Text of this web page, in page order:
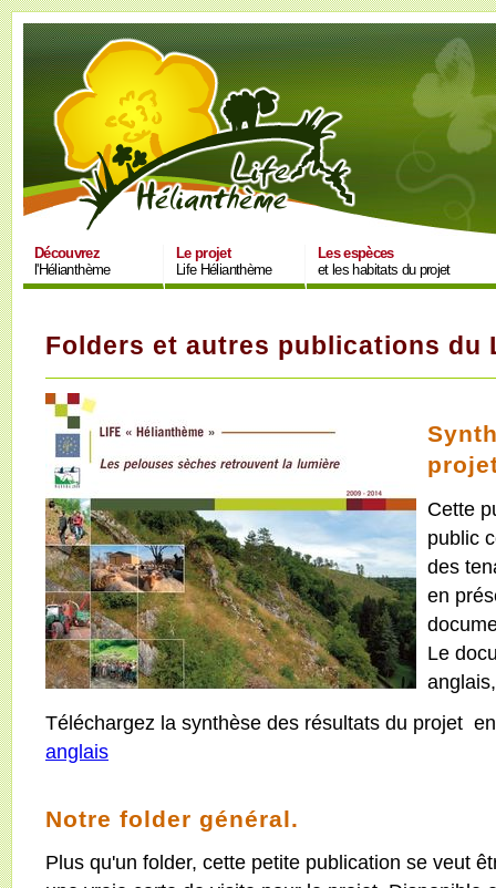
Découvrez
l'Hélianthème
Le projet
Life Hélianthème
Les espèces
et les habitats du projet
Folders et autres publications du
Cette
public
des
en
Le
Téléchargez la synthèse des résultats du projet
anglais
Notre folder général.
Plus qu'un folder, cette petite publication se veut